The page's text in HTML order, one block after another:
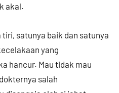
akal.
satunya baik dan satunya
yang
hancur. Mau tidak mau
salah